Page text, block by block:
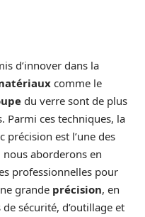
d’innover dans la
comme le
du verre sont de plus
Parmi ces techniques, la
précision est l’une des
nous aborderons en
professionnelles pour
grande précision, en
sécurité, d’outillage et